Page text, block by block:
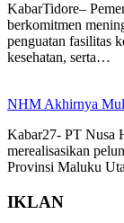
KabarTidore–
berkomitmen
penguatan fasilitas
kesehatan, serta…
NHM Akhirnya
Kabar27- PT Nusa
merealisasikan
Provinsi Maluku
IKLAN